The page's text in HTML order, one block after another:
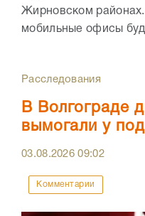
Жирновском
мобильные офисы
Расследования
В Волгограде
вымогали у
03.08.202609:02
Комментарии